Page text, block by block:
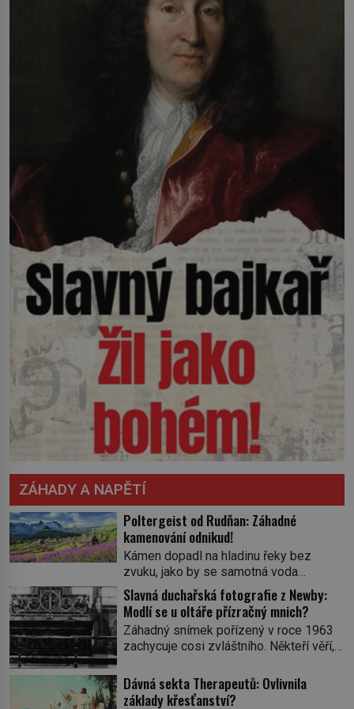
ZÁHADY A NAPĚTÍ
Poltergeist od Rudňan: Záhadné
kamenování odnikud!
Kámen dopadl na hladinu řeky bez
zvuku, jako by se samotná voda
rozhodla mlčet. Mladší z chlapců
bolestně strhl ruku, ale další úder ho
zasáhl dříve, než si vůbec uvědomil
pohyb: tiše, nelidsky přesně. „Odkud…?“
zachrčel starší student, ale v houštině
mohl cokoliv házet. A když se […]
Slavná duchařská fotografie z Newby:
Modlí se u oltáře přízračný mnich?
Záhadný snímek pořízený v roce 1963
zachycuje cosi zvláštního. Někteří věří,
oltáře je duch mnicha ze 16. století s
bílým závojem přes obličej, který
Dávná sekta Therapeutů: Ovlivnila
základy křesťanství?